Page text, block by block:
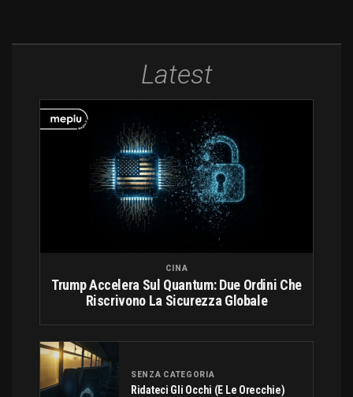
Latest
CINA
Trump Accelera Sul Quantum: Due Ordini Che
Riscrivono La Sicurezza Globale
SENZA CATEGORIA
Ridateci Gli Occhi (e Le Orecchie)